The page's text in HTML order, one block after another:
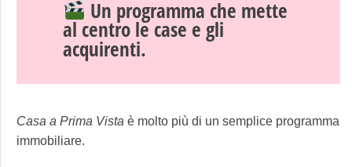
Un programma che mette
al centro le case e gli
acquirenti.
Casa a Prima Vista è molto più di un semplice programma
immobiliare.